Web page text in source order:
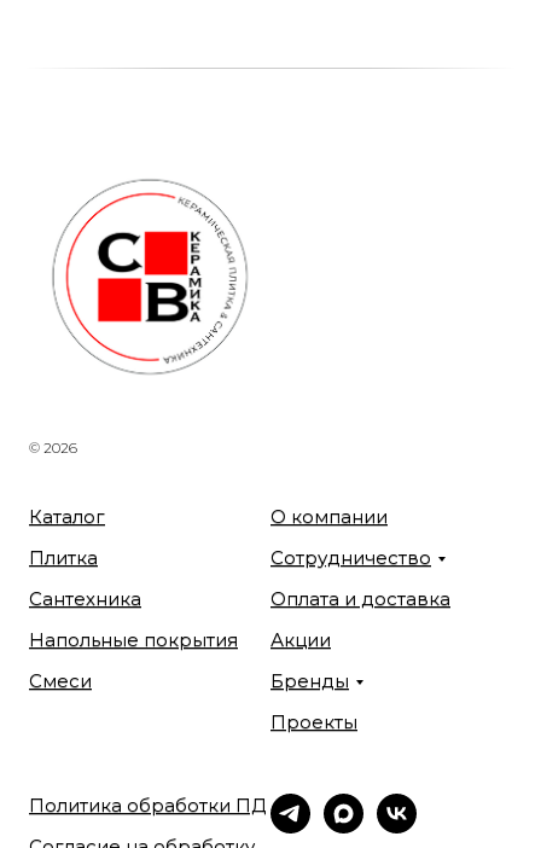
© 2026
Каталог
Плитка
Сантехника
Напольные покрытия
Смеси
О компании
Сотрудничество
Оплата и доставка
Акции
Бренды
Проекты
Политика обработки ПД